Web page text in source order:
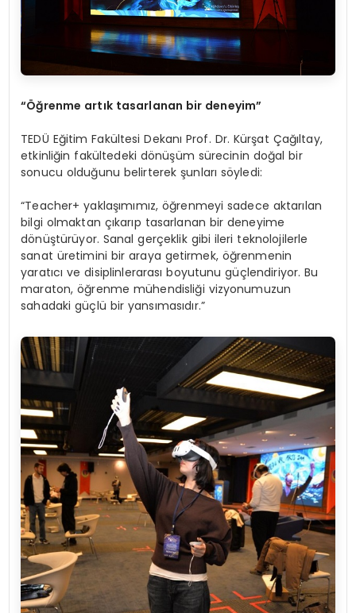
“Öğrenme artık tasarlanan bir deneyim”
TEDÜ Eğitim Fakültesi Dekanı Prof. Dr. Kürşat Çağıltay,
etkinliğin fakültedeki dönüşüm sürecinin doğal bir
sonucu olduğunu belirterek şunları söyledi:
“Teacher+ yaklaşımımız, öğrenmeyi sadece aktarılan
bilgi olmaktan çıkarıp tasarlanan bir deneyime
dönüştürüyor. Sanal gerçeklik gibi ileri teknolojilerle
sanat üretimini bir araya getirmek, öğrenmenin
yaratıcı ve disiplinlerarası boyutunu güçlendiriyor. Bu
maraton, öğrenme mühendisliği vizyonumuzun
sahadaki güçlü bir yansımasıdır.”